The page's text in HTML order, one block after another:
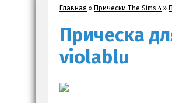
Главная » Прически The Sims 4 »
Прическа
violablu